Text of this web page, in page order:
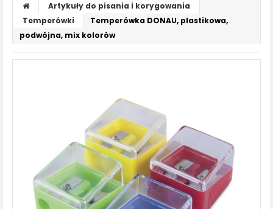
Artykuły do pisania i korygowania
Temperówki
Temperówka DONAU, plastikowa,
podwójna, mix kolorów